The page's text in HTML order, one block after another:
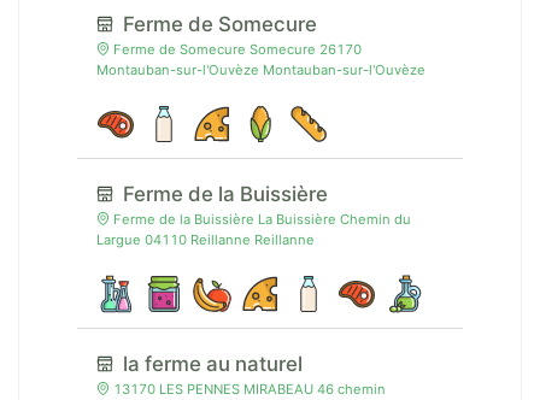
Ferme de Somecure
Ferme de Somecure Somecure 26170
Montauban-sur-l'Ouvèze Montauban-sur-l'Ouvèze
Ferme de la Buissière
Ferme de la Buissière La Buissière Chemin du
Largue 04110 Reillanne Reillanne
la ferme au naturel
13170 LES PENNES MIRABEAU 46 chemin